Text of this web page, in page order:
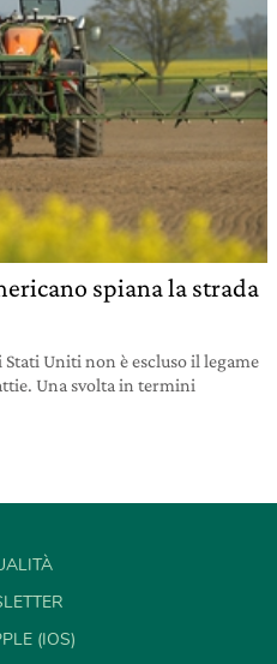
spiana la strada
Uniti non è escluso il legame
Una svolta in termini
(IOS)